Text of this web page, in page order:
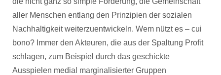
aller Menschen entlang den Prinzipien der sozialen
Nachhaltigkeit weiterzuentwickeln. Wem nützt es – cui
bono? Immer den Akteuren, die aus der Spaltung Profit
schlagen, zum Beispiel durch das geschickte
Ausspielen medial marginalisierter Gruppen